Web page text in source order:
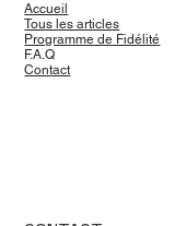
Accueil
Tous les articles
Programme de Fidélité
F.A.Q
Contact